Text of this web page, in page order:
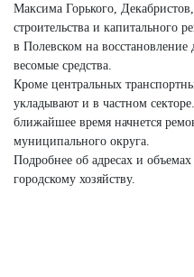
Максима Горького,
строительства и капитального
в Полевском на
весомые средства.
Кроме центральных
укладывают и в частном
ближайшее время начнется
муниципального округа.
Подробнее об адресах и
городскому хозяйству.